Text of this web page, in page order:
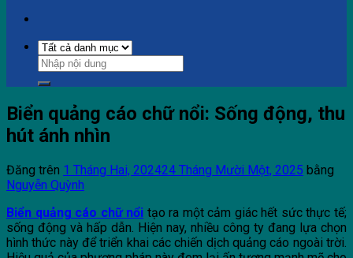
Biển quảng cáo chữ nổi: Sống động, thu
hút ánh nhìn
Đăng trên 1 Tháng Hai, 202424 Tháng Mười Một, 2025 bằng
Nguyễn Quỳnh
Biển quảng cáo chữ nổi tạo ra một cảm giác hết sức thực tế;
sống động và hấp dẫn. Hiện nay, nhiều công ty đang lựa chọn
hình thức này để triển khai các chiến dịch quảng cáo ngoài trời.